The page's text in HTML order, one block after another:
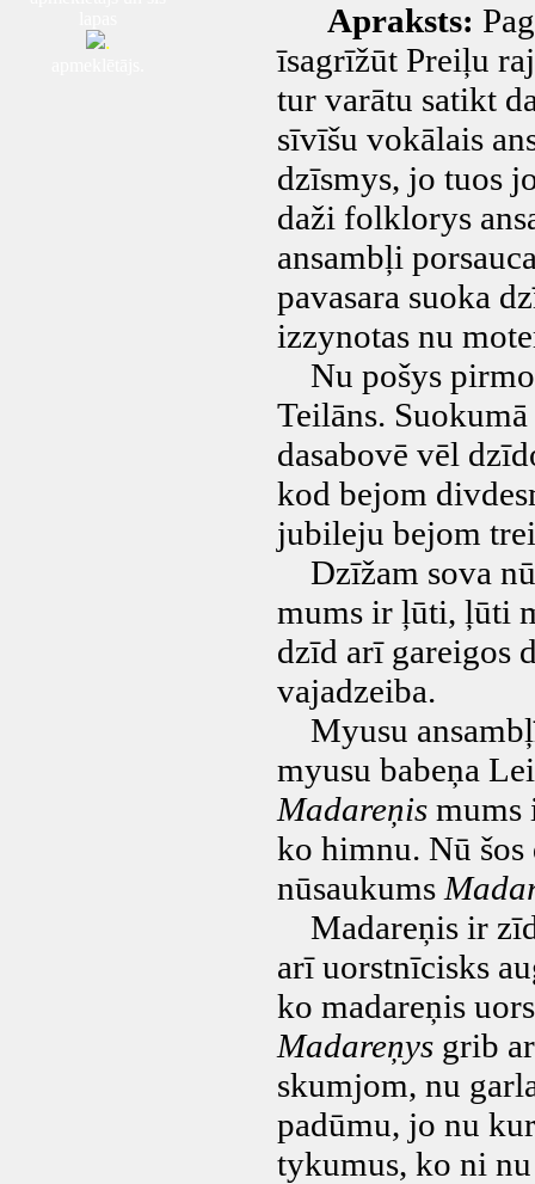
.
Apraksts:
īsagrīžūt Preiļu
tur varātu satikt
sīvīšu vokālais
dzīsmys, jo tuos
daži folklorys
ansambļi
pavasara suoka
izzynotas nu
Nu pošys
Teilāns.
dasabovē vēl
kod bejom
jubileju bejom
Dzīžam sova
mums ir ļūti, ļūti
dzīd arī gareigos
vajadzeiba.
Myusu
myusu babeņa
Madareņis mums
ko himnu. Nū šos
nūsaukums
Madareņis ir
arī uorstnīcisks
ko madareņis
Madareņys grib
skumjom, nu
padūmu, jo nu
tykumus, ko ni